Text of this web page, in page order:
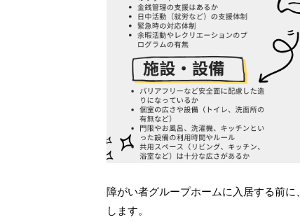
障がい者グループホームに入居する前
します。